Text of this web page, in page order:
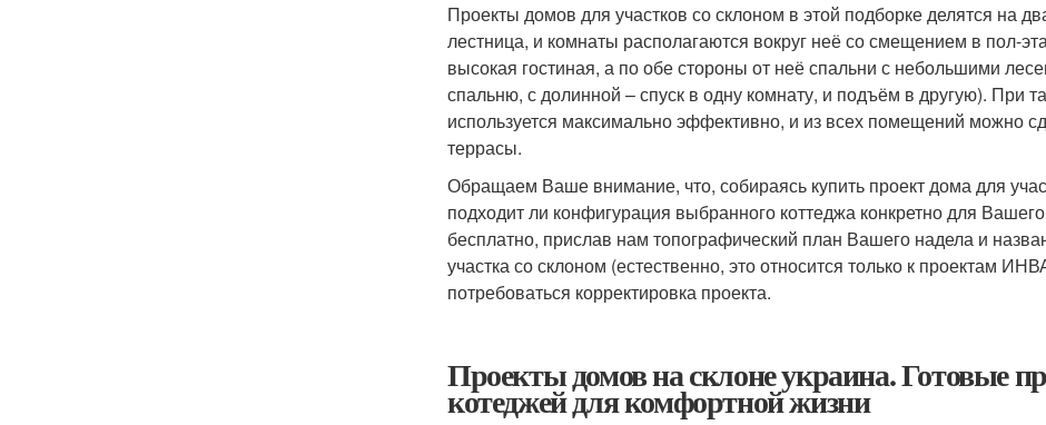
Проекты домов для участков со склоном в этой подборке делятся на
лестница, и комнаты располагаются вокруг неё со смещением в пол-
высокая гостиная, а по обе стороны от неё спальни с небольшими
спальню, с долинной – спуск в одну комнату, и подъём в другую). При
используется максимально эффективно, и из всех помещений можно
террасы.
Обращаем Ваше внимание, что, собираясь купить проект дома для
подходит ли конфигурация выбранного коттеджа конкретно для
бесплатно, прислав нам топографический план Вашего надела и
участка со склоном (естественно, это относится только к проектам
потребоваться корректировка проекта.
Проекты домов на склоне украина. Готовые
котеджей для комфортной жизни